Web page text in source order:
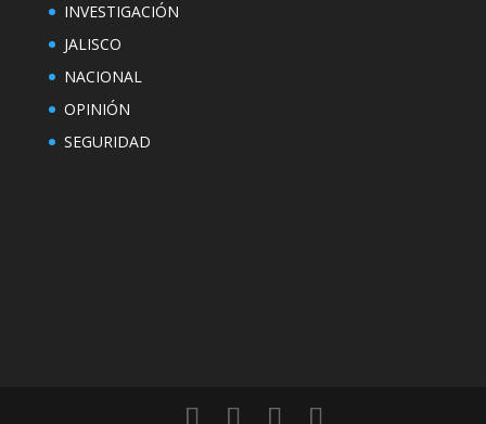
INVESTIGACIÓN
JALISCO
NACIONAL
OPINIÓN
SEGURIDAD